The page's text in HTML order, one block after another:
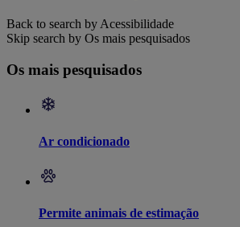
Back to search by Acessibilidade
Skip search by Os mais pesquisados
Os mais pesquisados
Ar condicionado
Permite animais de estimação